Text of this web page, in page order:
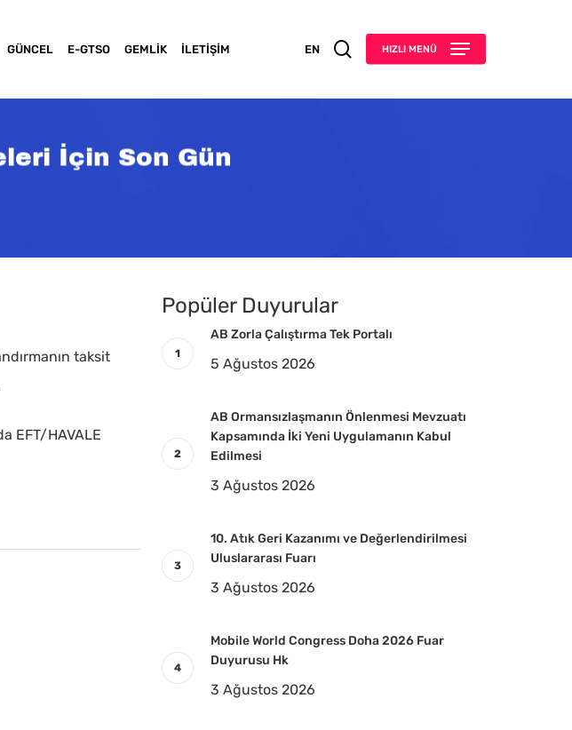
GÜNCEL E-GTSO GEMLIK İLETIŞIM EN searchHIZLI MENÜ
İçin Son Gün
taksit
EFT/HAVALE
Popüler Duyurular
AB Zorla Çalıştırma Tek Portalı
5 Ağustos 2026
AB Ormansızlaşmanın Önlenmesi Mevzuatı
Kapsamında İki Yeni Uygulamanın Kabul
Edilmesi
3 Ağustos 2026
10. Atık Geri Kazanımı ve Değerlendirilmesi
Uluslararası Fuarı
3 Ağustos 2026
Mobile World Congress Doha 2026 Fuar
Duyurusu Hk
3 Ağustos 2026